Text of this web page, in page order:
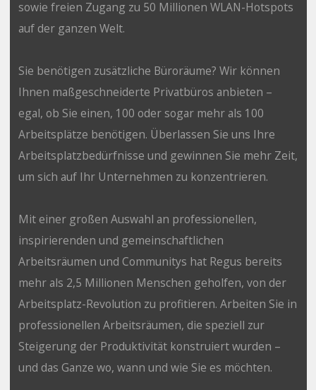
sowie freien Zugang zu 50 Millionen WLAN-Hotspots
auf der ganzen Welt.
Sie benötigen zusätzliche Büroräume? Wir können
Ihnen maßgeschneiderte Privatbüros anbieten –
egal, ob Sie einen, 100 oder sogar mehr als 100
Arbeitsplätze benötigen. Überlassen Sie uns Ihre
Arbeitsplatzbedürfnisse und gewinnen Sie mehr Zeit,
um sich auf Ihr Unternehmen zu konzentrieren.
Mit einer großen Auswahl an professionellen,
inspirierenden und gemeinschaftlichen
Arbeitsräumen und Communitys hat Regus bereits
mehr als 2,5 Millionen Menschen geholfen, von der
Arbeitsplatz-Revolution zu profitieren. Arbeiten Sie in
professionellen Arbeitsräumen, die speziell zur
Steigerung der Produktivität konstruiert wurden –
und das Ganze wo, wann und wie Sie es möchten.